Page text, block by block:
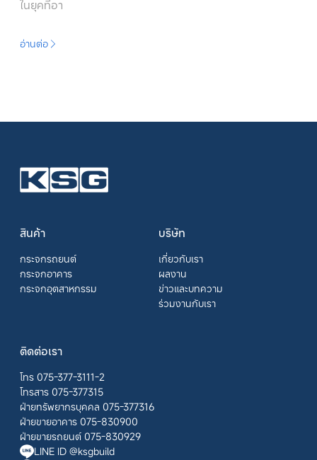
ในยุคที่อา
อ่านต่อ
สินค้า
กระจกรถยนต์
กระจกอาคาร
กระจกอุตสาหกรรม
บริษัท
เกี่ยวกับเรา
ผลงาน
ข่าวและบทความ
ร่วมงานกับเรา
ติดต่อเรา
โทร 075-377-3111-2
โทรสาร 075-377315
ฝ่ายทรัพยากรบุคคล 075-377316
ฝ่ายขายอาคาร 075-830900
ฝ่ายขายรถยนต์ 075-830929
LINE ID @ksgbuild